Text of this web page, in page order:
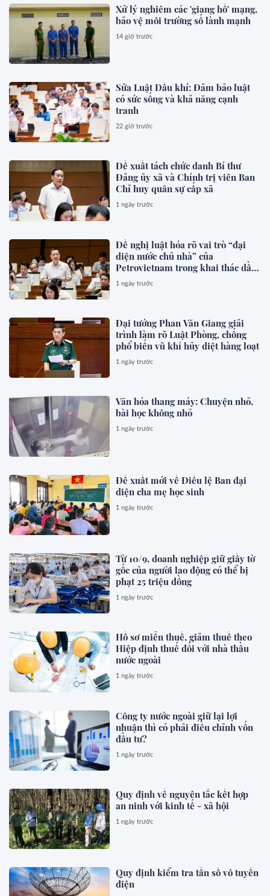
Xử lý nghiêm các 'giang hồ' mạng,
bảo vệ môi trường số lành mạnh
14 giờ trước
Sửa Luật Dầu khí: Đảm bảo luật
có sức sống và khả năng cạnh
tranh
22 giờ trước
Đề xuất tách chức danh Bí thư
Đảng ủy xã và Chính trị viên Ban
Chỉ huy quân sự cấp xã
1 ngày trước
Đề nghị luật hóa rõ vai trò “đại
diện nước chủ nhà” của
Petrovietnam trong khai thác dầu
khí
1 ngày trước
Đại tướng Phan Văn Giang giải
trình làm rõ Luật Phòng, chống
phổ biến vũ khí hủy diệt hàng loạt
1 ngày trước
Văn hóa thang máy: Chuyện nhỏ,
bài học không nhỏ
1 ngày trước
Đề xuất mới về Điều lệ Ban đại
diện cha mẹ học sinh
1 ngày trước
Từ 10/9, doanh nghiệp giữ giấy tờ
gốc của người lao động có thể bị
phạt 25 triệu đồng
1 ngày trước
Hồ sơ miễn thuế, giảm thuế theo
Hiệp định thuế đối với nhà thầu
nước ngoài
1 ngày trước
Công ty nước ngoài giữ lại lợi
nhuận thì có phải điều chỉnh vốn
đầu tư?
1 ngày trước
Quy định về nguyên tắc kết hợp
an ninh với kinh tế - xã hội
1 ngày trước
Quy định kiểm tra tần số vô tuyến
điện